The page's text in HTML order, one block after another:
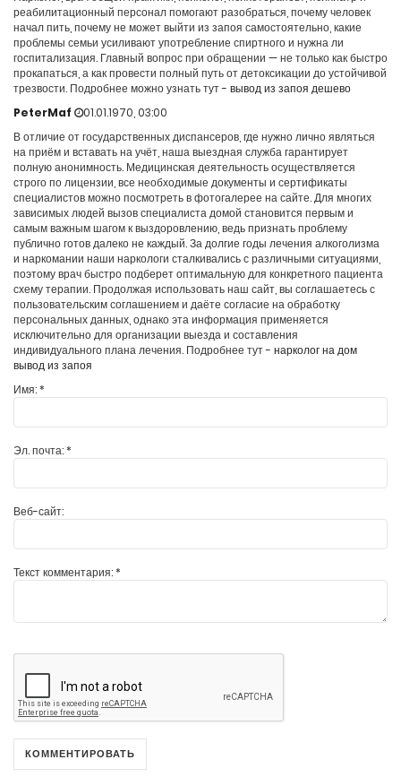
реабилитационный персонал помогают разобраться, почему человек
начал пить, почему не может выйти из запоя самостоятельно, какие
проблемы семьи усиливают употребление спиртного и нужна ли
госпитализация. Главный вопрос при обращении — не только как быстро
прокапаться, а как провести полный путь от детоксикации до устойчивой
трезвости. Подробнее можно узнать тут - вывод из запоя дешево
PeterMaf
01.01.1970, 03:00
В отличие от государственных диспансеров, где нужно лично являться
на приём и вставать на учёт, наша выездная служба гарантирует
полную анонимность. Медицинская деятельность осуществляется
строго по лицензии, все необходимые документы и сертификаты
специалистов можно посмотреть в фотогалерее на сайте. Для многих
зависимых людей вызов специалиста домой становится первым и
самым важным шагом к выздоровлению, ведь признать проблему
публично готов далеко не каждый. За долгие годы лечения алкоголизма
и наркомании наши наркологи сталкивались с различными ситуациями,
поэтому врач быстро подберет оптимальную для конкретного пациента
схему терапии. Продолжая использовать наш сайт, вы соглашаетесь с
пользовательским соглашением и даёте согласие на обработку
персональных данных, однако эта информация применяется
исключительно для организации выезда и составления
индивидуального плана лечения. Подробнее тут - нарколог на дом
вывод из запоя
Имя:*
Эл. почта:*
Веб-сайт:
Текст комментария:*